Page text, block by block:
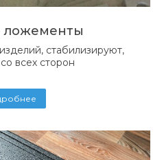
стабилизируют,
всех сторон